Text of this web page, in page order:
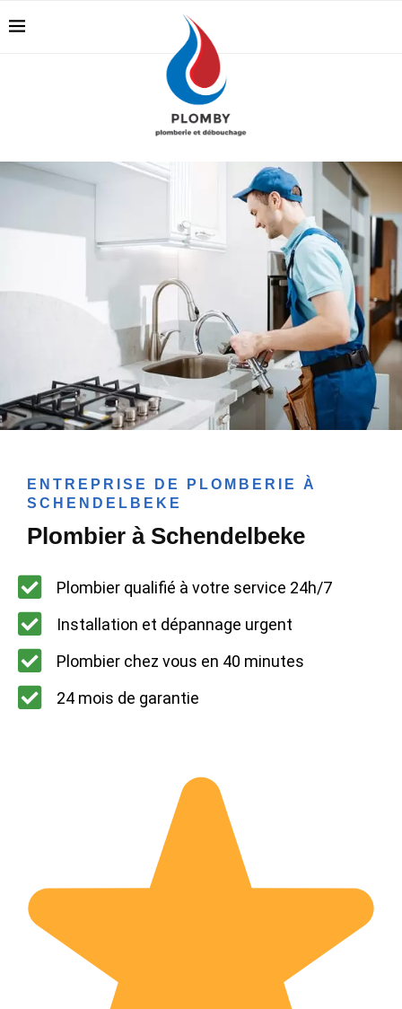
ENTREPRISE DE PLOMBERIE À
SCHENDELBEKE
Plombier à Schendelbeke
Plombier qualifié à votre service 24h/7
Installation et dépannage urgent
Plombier chez vous en 40 minutes
24 mois de garantie